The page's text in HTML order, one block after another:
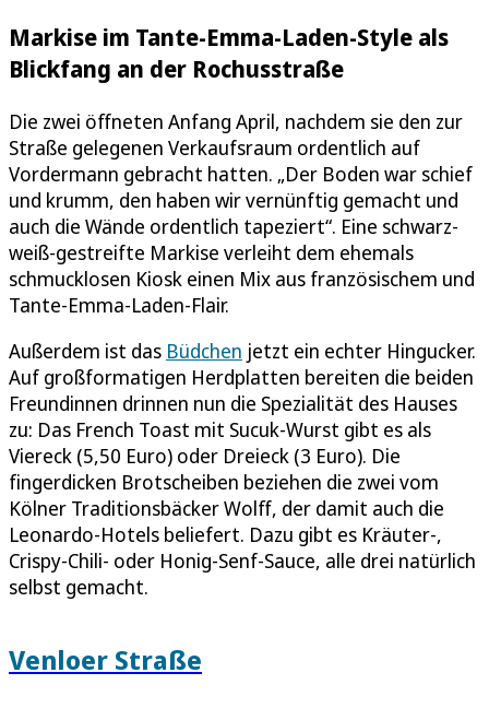
Markise im Tante-Emma-Laden-Style als
Blickfang an der Rochusstraße
Die zwei öffneten Anfang April, nachdem sie den zur
Straße gelegenen Verkaufsraum ordentlich auf
Vordermann gebracht hatten. „Der Boden war schief
und krumm, den haben wir vernünftig gemacht und
auch die Wände ordentlich tapeziert“. Eine schwarz-
weiß-gestreifte Markise verleiht dem ehemals
schmucklosen Kiosk einen Mix aus französischem und
Tante-Emma-Laden-Flair.
Außerdem ist das Büdchen jetzt ein echter Hingucker.
Auf großformatigen Herdplatten bereiten die beiden
Freundinnen drinnen nun die Spezialität des Hauses
zu: Das French Toast mit Sucuk-Wurst gibt es als
Viereck (5,50 Euro) oder Dreieck (3 Euro). Die
fingerdicken Brotscheiben beziehen die zwei vom
Kölner Traditionsbäcker Wolff, der damit auch die
Leonardo-Hotels beliefert. Dazu gibt es Kräuter-,
Crispy-Chili- oder Honig-Senf-Sauce, alle drei natürlich
selbst gemacht.
Venloer Straße